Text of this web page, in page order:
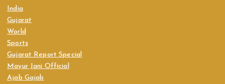
India
Gujarat
World
Sports
Gujarat Report Special
Mayur Jani Official
Ajab Gajab